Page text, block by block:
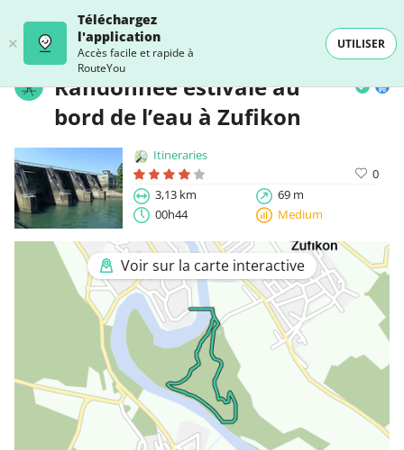
Téléchargez
l'application
Accès facile et rapide à
RouteYou
UTILISER
Randonnée estivale au
bord de l’eau à Zufikon
Itineraries
0
3,13 km
69 m
00h44
Medium
Voir sur la carte interactive